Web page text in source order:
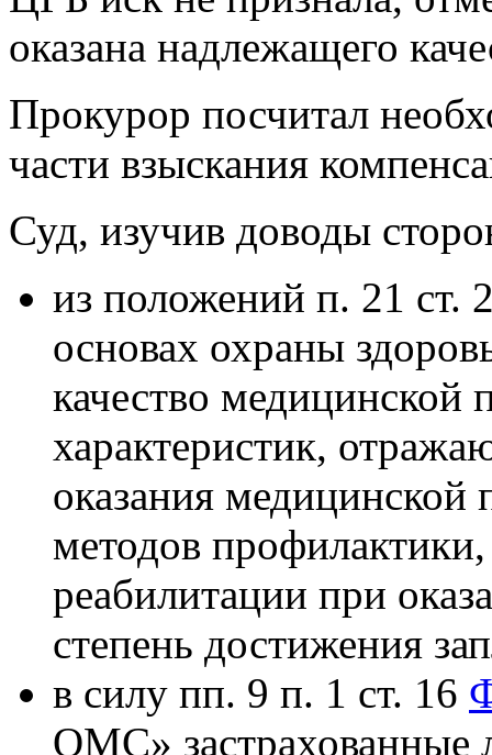
оказана надлежащего
Прокурор посчитал
части взыскания
Суд, изучив доводы
из положений п. 21 ст.
основах охраны
качество
характеристик,
оказания
методов
реабилитации при
степень достижения
в силу пп. 9 п. 1 ст. 16
ОМС» застрахованные